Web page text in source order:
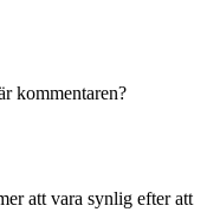
kommentaren?
att vara synlig efter att